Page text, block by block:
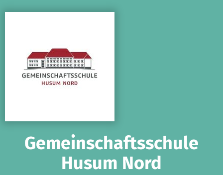
Gemeinschaftsschule
Husum Nord